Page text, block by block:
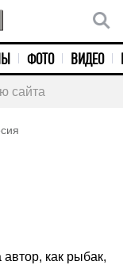
ФОТО ВИДЕО
сайта
как рыбак,